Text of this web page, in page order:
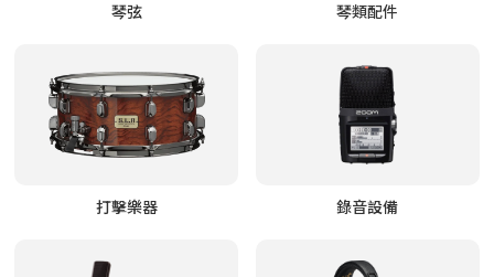
琴弦 琴類配件
打擊樂器 錄音設備